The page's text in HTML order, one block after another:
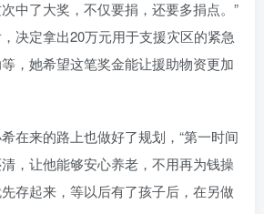
中了大奖，不仅要捐，还要多捐点。”
决定拿出20万元用于支援灾区的紧急
，她希望这笔奖金能让援助物资更加
在来的路上也做好了规划，“第一时间
，让他能够安心养老，不用再为钱操
存起来，等以后有了孩子后，在另做